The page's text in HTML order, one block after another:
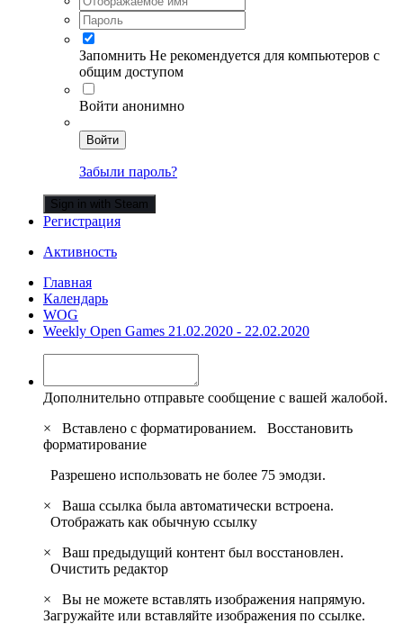
Запомнить Не рекомендуется для компьютеров с
общим доступом
Войти анонимно
Войти
Забыли пароль?
Sign in with Steam
Регистрация
Активность
Главная
Календарь
WOG
Weekly Open Games 21.02.2020 - 22.02.2020
Дополнительно отправьте сообщение с вашей жалобой.
×
Вставлено с форматированием. Восстановить
форматирование
Разрешено использовать не более 75 эмодзи.
×
Ваша ссылка была автоматически встроена.
Отображать как обычную ссылку
×
Ваш предыдущий контент был восстановлен.
Очистить редактор
×
Вы не можете вставлять изображения напрямую.
Загружайте или вставляйте изображения по ссылке.